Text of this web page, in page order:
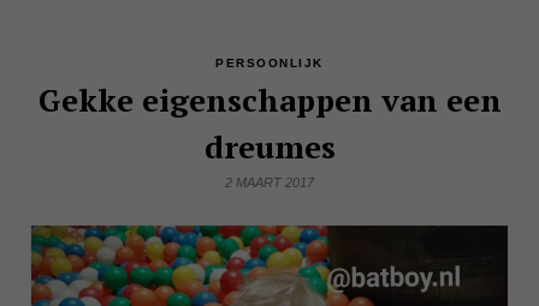
PERSOONLIJK
Gekke eigenschappen van een
dreumes
2 MAART 2017